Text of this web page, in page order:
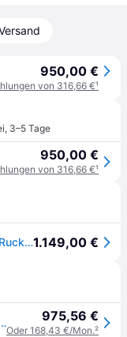
950,00 €
von 316,66 €¹
, 3–5 Tage
950,00 €
von 316,66 €¹
Nikon Z50 II + DX 16-50mm f/3.5-6.3 + Rucksack1.149,00 €
20.90Mpx, DX), Kamera, Schwarz 975,56 €
Oder 168,43 €/Mon.²